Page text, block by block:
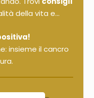
della vita e...
insieme il cancro